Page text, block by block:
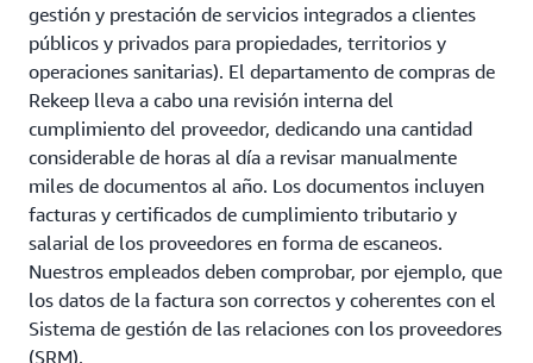
gestión y prestación de servicios integrados a clientes
públicos y privados para propiedades, territorios y
operaciones sanitarias). El departamento de compras de
Rekeep lleva a cabo una revisión interna del
cumplimiento del proveedor, dedicando una cantidad
considerable de horas al día a revisar manualmente
miles de documentos al año. Los documentos incluyen
facturas y certificados de cumplimiento tributario y
salarial de los proveedores en forma de escaneos.
Nuestros empleados deben comprobar, por ejemplo, que
los datos de la factura son correctos y coherentes con el
Sistema de gestión de las relaciones con los proveedores
(SRM).